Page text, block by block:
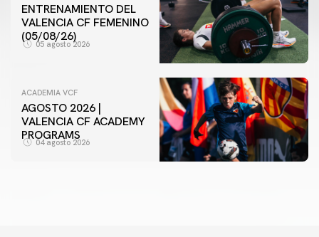
ENTRENAMIENTO DEL
VALENCIA CF FEMENINO
(05/08/26)
05 agosto 2026
ACADEMIA VCF
AGOSTO 2026 |
VALENCIA CF ACADEMY
PROGRAMS
04 agosto 2026